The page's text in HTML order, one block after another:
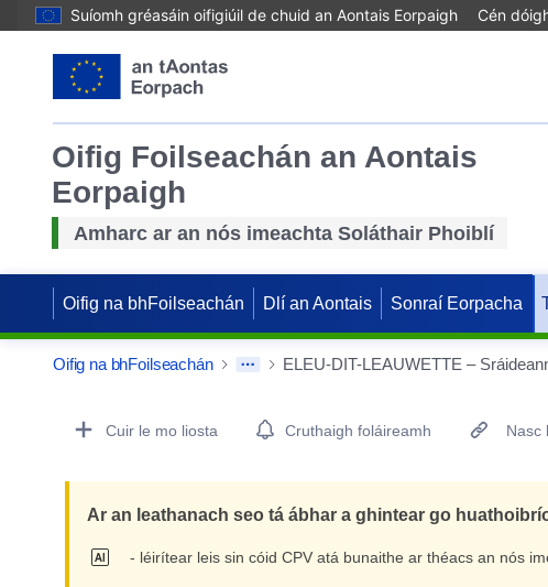
Suíomh gréasáin oifigiúil de chuid an Aontais Eorpaigh Cén
Oifig Foilseachán an Aontais
Eorpaigh
Amharc ar an nós imeachta Soláthair Phoiblí
Oifig na bhFoilseachán Dlí an Aontais Sonraí Eorpacha
Oifig na bhFoilseachán
Procurement Detail Actions Portlet
Cuir le mo liosta Cruthaigh foláireamh Nasc
Ar an leathanach seo tá ábhar a ghintear go
- léirítear leis sin cóid CPV atá bunaithe ar théacs an nós